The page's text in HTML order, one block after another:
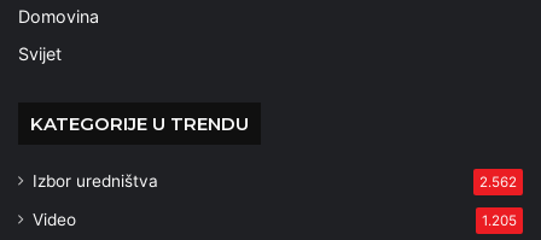
Domovina
Svijet
KATEGORIJE U TRENDU
Izbor uredništva 2.562
Video 1.205